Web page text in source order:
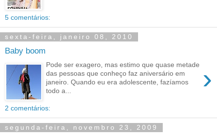
5 comentários:
sexta-feira, janeiro 08, 2010
Baby boom
›
Pode ser exagero, mas estimo que quase metade
das pessoas que conheço faz aniversário em
janeiro. Quando eu era adolescente, fazíamos
todo a...
2 comentários:
segunda-feira, novembro 23, 2009